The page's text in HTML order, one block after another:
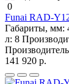
0
Funai RAD-
Габариты, мм:
л: 8
141 920 р.